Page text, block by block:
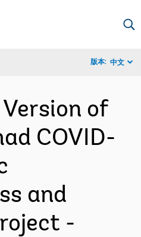
版本: 中文
of
COVID-
and
-